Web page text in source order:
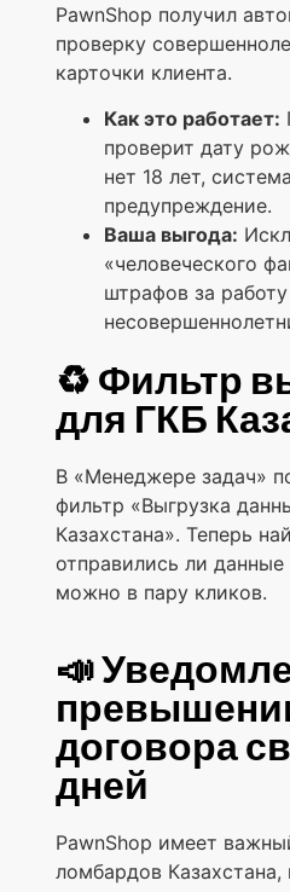
PawnShop получил
проверку
карточки клиента.
Как это работает:
проверит дату
нет 18 лет,
предупреждение.
Ваша выгода:
«человеческого
штрафов за
♻️ Фильтр
для ГКБ
В «Менеджере задач»
фильтр «Выгрузка
Казахстана». Теперь
отправились ли
можно в пару кликов.
📣
договора
дней
PawnShop имеет
ломбардов